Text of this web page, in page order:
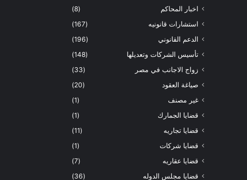
اخبار المحاكم
(8)
استشارات قانونيه
(167)
الدعم القانوني
(196)
تأسيس الشركات وتعديلها
(148)
زواج الاجانب في مصر
(33)
صياغة العقود
(20)
غير مصنف
(1)
قضايا الجمارك
(1)
قضايا تجاريه
(11)
قضايا شركات
(1)
قضايا عقاريه
(7)
قضايا مجلس الدوله
(36)